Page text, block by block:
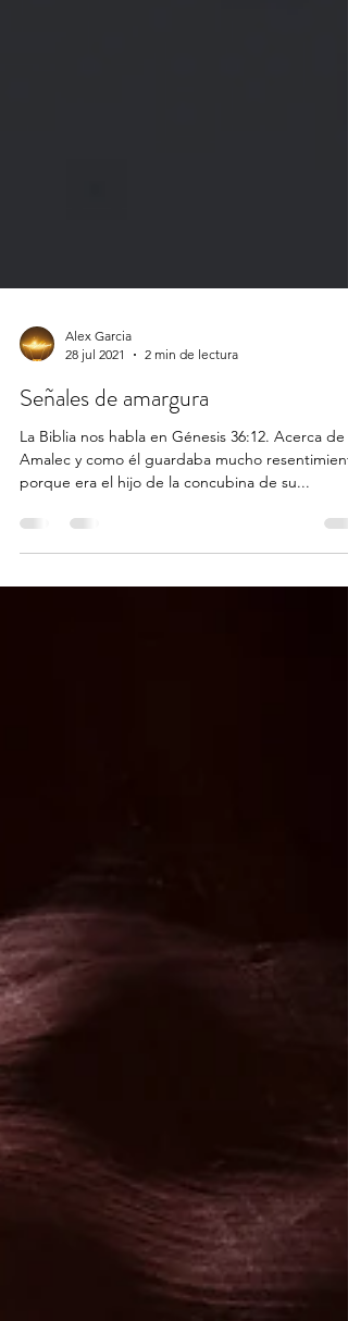
28 jul 2021
Señales de amargura
La Biblia nos habla en Génesis 36:12. Acerca de
Amalec y como él guardaba mucho
porque era el hijo de la concubina de su...